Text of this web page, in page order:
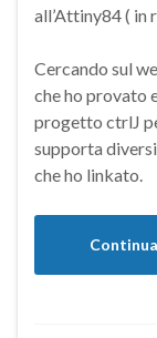
all’Attiny84 ( in
Cercando sul
che ho provato
progetto ctrlJ
supporta
che ho linkato.